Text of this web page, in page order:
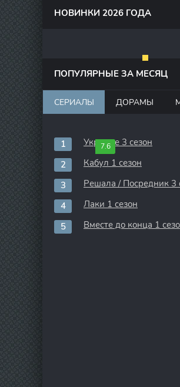
НОВИНКИ 2026 ГОДА
ПОПУЛЯРНЫЕ ЗА МЕСЯЦ
СЕРИАЛЫ ДОРАМЫ
7.6
Укрытие 3 сезон
Кабул 1 сезон
Решала / Посредник 3
Лаки 1 сезон
Вместе до конца 1